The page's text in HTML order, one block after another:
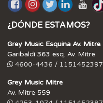
¿DÓNDE ESTAMOS?
Grey Music Esquina Av. Mitre
Garibaldi 363 esq. Av. Mitre
4600-4436 / 1151452397
Grey Music Mitre
Av. Mitre 559